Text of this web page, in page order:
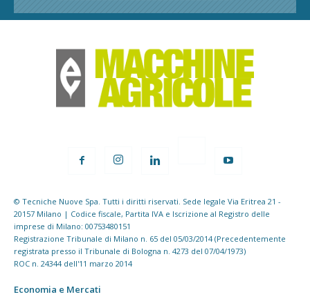
© Tecniche Nuove Spa. Tutti i diritti riservati. Sede legale Via Eritrea 21 -
20157 Milano | Codice fiscale, Partita IVA e Iscrizione al Registro delle
imprese di Milano: 00753480151
Registrazione Tribunale di Milano n. 65 del 05/03/2014 (Precedentemente
registrata presso il Tribunale di Bologna n. 4273 del 07/04/1973)
ROC n. 24344 dell'11 marzo 2014
Economia e Mercati